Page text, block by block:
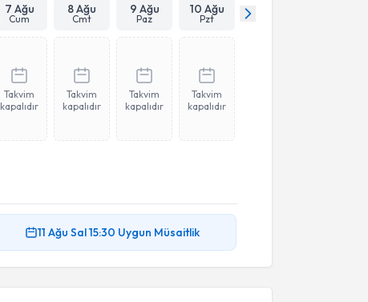
7 Ağu
Cum
8 Ağu
Cmt
9 Ağu
Paz
10 Ağu
Pzt
Takvim
kapalıdır
Takvim
kapalıdır
Takvim
kapalıdır
Takvim
kapalıdır
11 Ağu Sal15:30 Uygun Müsaitlik